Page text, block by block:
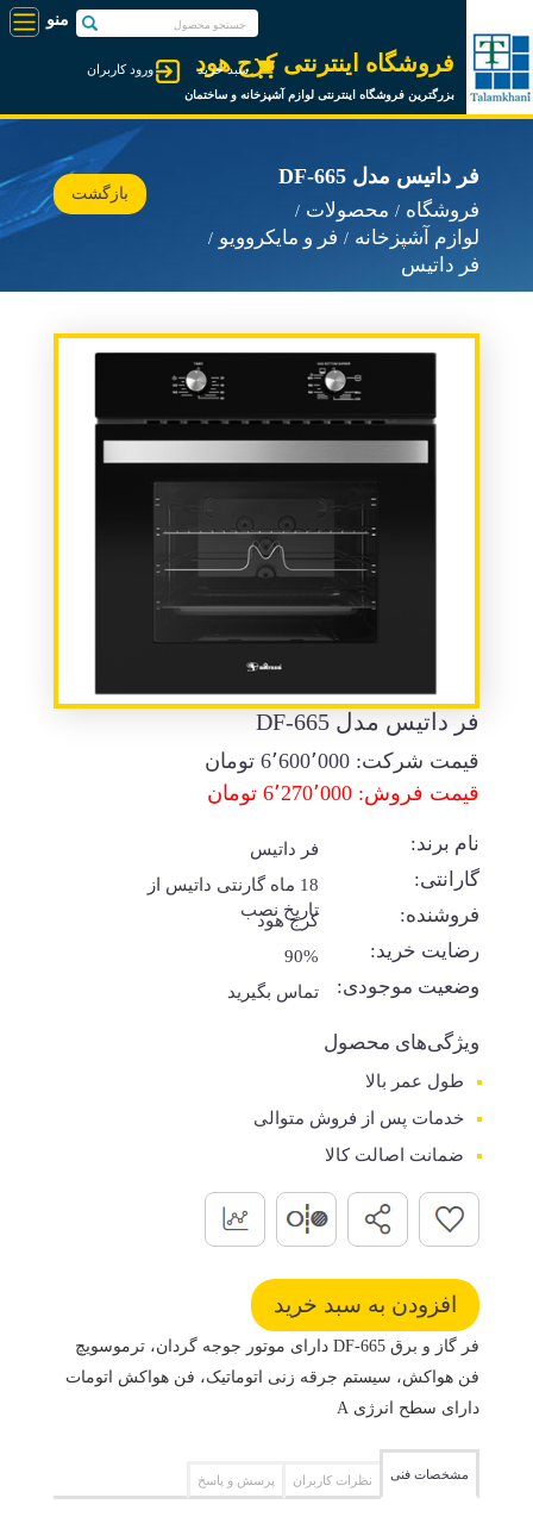
فروشگاه اینترنتی کرج هود
بزرگترین فروشگاه اینترنتی لوازم آشپزخانه و ساختمان
ورود کاربران سبد خرید
فر داتیس مدل DF-665
فروشگاه
محصولات
لوازم آشپزخانه
فر و مایکروویو
فر داتیس
بازگشت
فر داتیس مدل DF-665
قیمت شرکت: 6٬600٬000تومان
قیمت فروش: 6٬270٬000 تومان
نام برند: فر داتیس
گارانتی:
18 ماه گارنتی داتیس از
تاریخ نصب
فروشنده: کرج هود
رضایت خرید: 90%
وضعیت موجودی: تماس بگیرید
ویژگی‌های محصول
طول عمر بالا
خدمات پس از فروش متوالی
ضمانت اصالت کالا
فر گاز و برق DF-665 دارای موتور جوجه گردان، ترموسویچ
فن هواکش، سیستم جرقه زنی اتوماتیک، فن هواکش اتومات
دارای سطح انرژی A
مشخصات فنی نظرات کاربران پرسش و پاسخ